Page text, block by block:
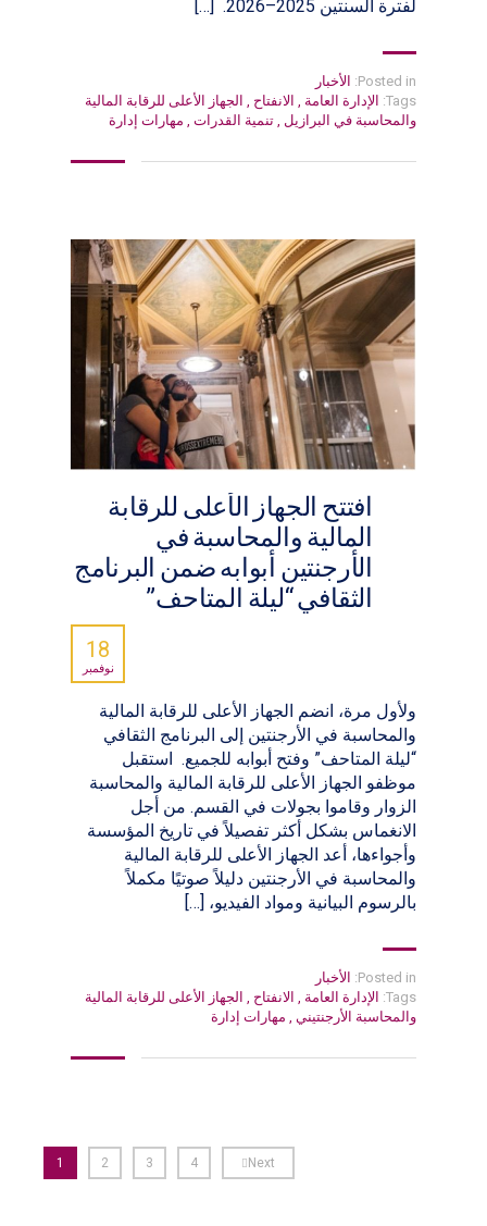
لفترة السنتين 2025–2026. […]
Posted in: الأخبار
Tags: الإدارة العامة , الانفتاح , الجهاز الأعلى للرقابة المالية
والمحاسبة في البرازيل , تنمية القدرات , مهارات إدارة
افتتح الجهاز الأعلى للرقابة
المالية والمحاسبة في
الأرجنتين أبوابه ضمن البرنامج
الثقافي “ليلة المتاحف”
18
نوفمبر
ولأول مرة، انضم الجهاز الأعلى للرقابة المالية
والمحاسبة في الأرجنتين إلى البرنامج الثقافي
“ليلة المتاحف” وفتح أبوابه للجميع. استقبل
موظفو الجهاز الأعلى للرقابة المالية والمحاسبة
الزوار وقاموا بجولات في القسم. من أجل
الانغماس بشكل أكثر تفصيلاً في تاريخ المؤسسة
وأجواءها، أعد الجهاز الأعلى للرقابة المالية
والمحاسبة في الأرجنتين دليلاً صوتيًا مكملاً
بالرسوم البيانية ومواد الفيديو، […]
Posted in: الأخبار
Tags: الإدارة العامة الانفتاح
الجهاز الأعلى للرقابة المالية
والمحاسبة الأرجنتيني
مهارات إدارة
1 2 3 4 Next